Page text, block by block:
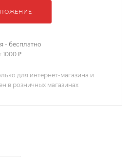
- бесплатно
1000 ₽
для интернет-магазина и
в розничных магазинах